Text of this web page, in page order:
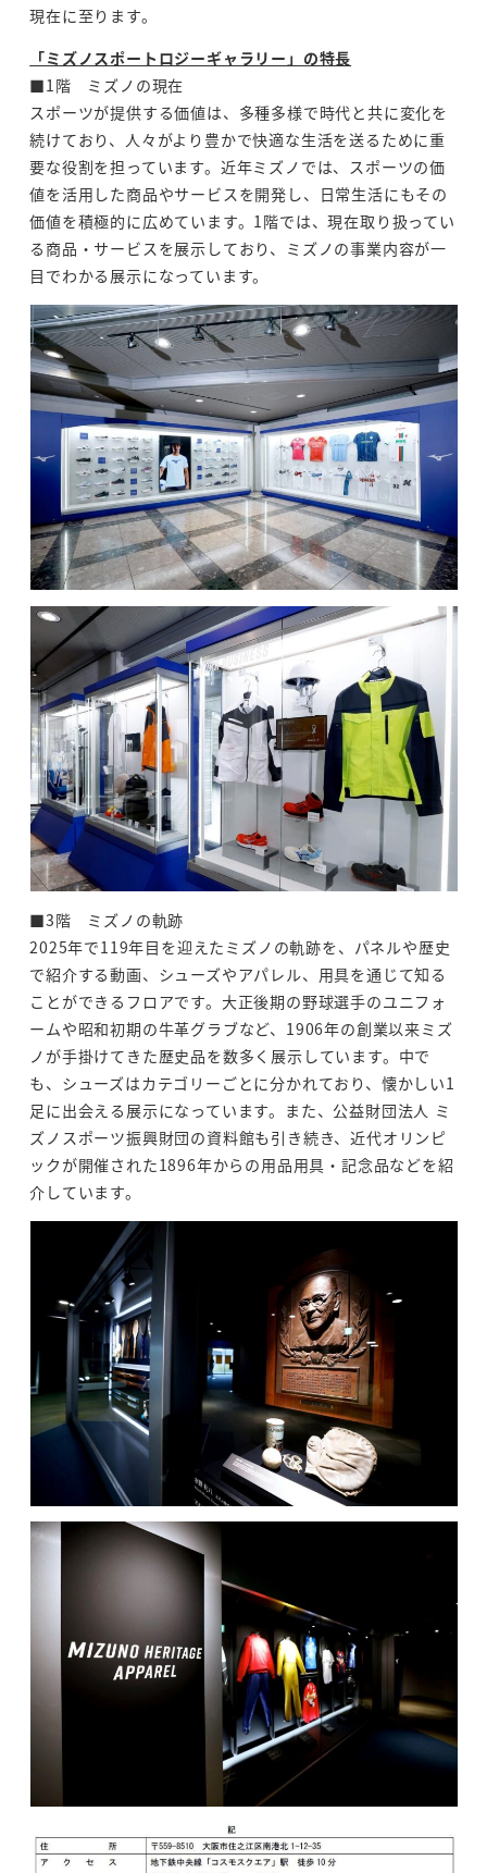
現在に至ります。
「ミズノスポートロジーギャラリー」の特長
■1階 ミズノの現在
スポーツが提供する価値は、多種多様で時代と共に変化を
続けており、人々がより豊かで快適な生活を送るために重
要な役割を担っています。近年ミズノでは、スポーツの価
値を活用した商品やサービスを開発し、日常生活にもその
価値を積極的に広めています。1階では、現在取り扱ってい
る商品・サービスを展示しており、ミズノの事業内容が一
目でわかる展示になっています。
■3階 ミズノの軌跡
2025年で119年目を迎えたミズノの軌跡を、パネルや歴史
で紹介する動画、シューズやアパレル、用具を通じて知る
ことができるフロアです。大正後期の野球選手のユニフォ
ームや昭和初期の牛革グラブなど、1906年の創業以来ミズ
ノが手掛けてきた歴史品を数多く展示しています。中で
も、シューズはカテゴリーごとに分かれており、懐かしい1
足に出会える展示になっています。 また、公益財団法人 ミ
ズノスポーツ振興財団の資料館も引き続き、近代オリンピ
ックが開催された1896年からの用品用具・記念品などを紹
介しています。